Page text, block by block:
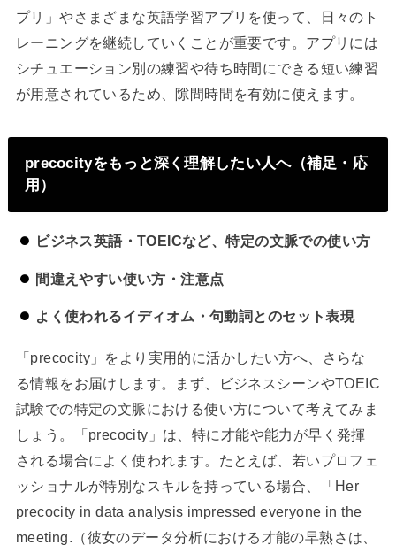
プリ」やさまざまな英語学習アプリを使って、日々のト
レーニングを継続していくことが重要です。アプリには
シチュエーション別の練習や待ち時間にできる短い練習
が用意されているため、隙間時間を有効に使えます。
precocityをもっと深く理解したい人へ（補足・応
用）
ビジネス英語・TOEICなど、特定の文脈での使い方
間違えやすい使い方・注意点
よく使われるイディオム・句動詞とのセット表現
「precocity」をより実用的に活かしたい方へ、さらな
る情報をお届けします。まず、ビジネスシーンやTOEIC
試験での特定の文脈における使い方について考えてみま
しょう。「precocity」は、特に才能や能力が早く発揮
される場合によく使われます。たとえば、若いプロフェ
ッショナルが特別なスキルを持っている場合、「Her
precocity in data analysis impressed everyone in the
meeting.（彼女のデータ分析における才能の早熟さは、